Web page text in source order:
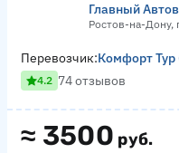
Главный
Ростов-на-Дону,
≈ 3500 руб.
Перевозчик:Комфорт
4.2 74 отзывов